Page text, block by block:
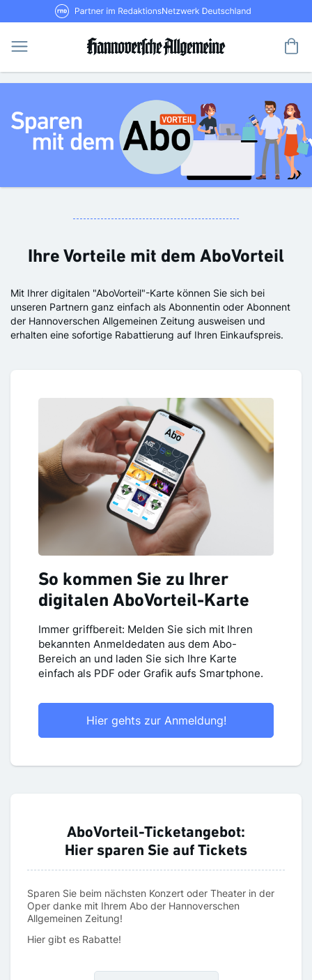
Direkt
zum
Inhalt
RND Partner im RedaktionsNetzwerk
Ihre Vorteile mit dem AboVorteil
Mit Ihrer digitalen "AboVorteil"-Karte können Sie sich bei
unseren Partnern ganz einfach als Abonnentin oder Abonnent
der Hannoverschen Allgemeinen Zeitung ausweisen und
erhalten eine sofortige Rabattierung auf Ihren Einkaufspreis.
So kommen Sie zu Ihrer
digitalen AboVorteil-Karte
Immer griffbereit: Melden Sie sich mit Ihren
bekannten Anmeldedaten aus dem Abo-
Bereich an und laden Sie sich Ihre Karte
einfach als PDF oder Grafik aufs Smartphone.
Hier gehts zur Anmeldung!
AboVorteil-Ticketangebot:
Hier sparen Sie auf Tickets
Sparen Sie beim nächsten Konzert oder Theater in der
Oper danke mit Ihrem Abo der Hannoverschen
Allgemeinen Zeitung!
Hier gibt es Rabatte!